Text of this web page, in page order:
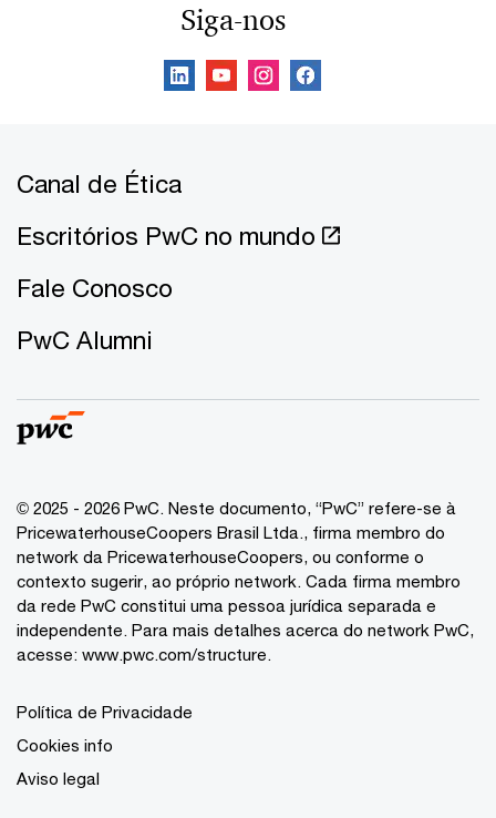
Siga-nos
Canal de Ética
Escritórios PwC no mundo
Fale Conosco
PwC Alumni
© 2025 - 2026 PwC. Neste documento, “PwC” refere-se à
PricewaterhouseCoopers Brasil Ltda., firma membro do
network da PricewaterhouseCoopers, ou conforme o
contexto sugerir, ao próprio network. Cada firma membro
da rede PwC constitui uma pessoa jurídica separada e
independente. Para mais detalhes acerca do network PwC,
acesse: www.pwc.com/structure.
Política de Privacidade
Cookies info
Aviso legal